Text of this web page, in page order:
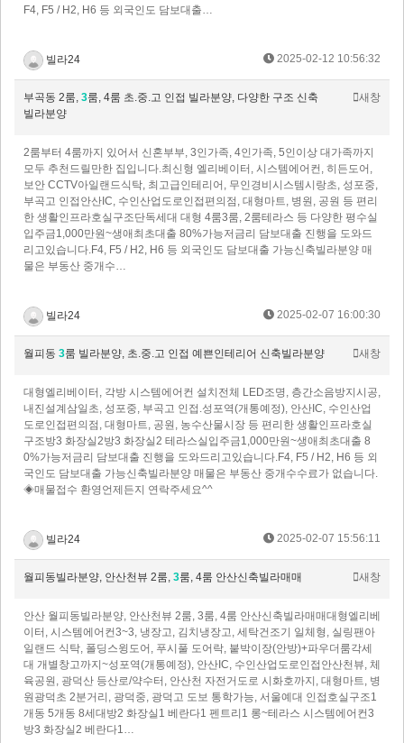
F4, F5 / H2, H6 등 외국인도 담보대출…
빌라24 2025-02-12 10:56:32
부곡동 2룸, 3룸, 4룸 초.중.고 인접 빌라분양, 다양한 구조 신축
빌라분양
새창
2룸부터 4룸까지 있어서 신혼부부, 3인가족, 4인가족, 5인이상 대가족까지
모두 추천드릴만한 집입니다.최신형 엘리베이터, 시스템에어컨, 히든도어,
보안 CCTV아일랜드식탁, 최고급인테리어, 무인경비시스템시랑초, 성포중,
부곡고 인접안산IC, 수인산업도로인접편의점, 대형마트, 병원, 공원 등 편리
한 생활인프라호실구조단독세대 대형 4룸3룸, 2룸테라스 등 다양한 평수실
입주금1,000만원~생애최초대출 80%가능저금리 담보대출 진행을 도와드
리고있습니다.F4, F5 / H2, H6 등 외국인도 담보대출 가능신축빌라분양 매
물은 부동산 중개수…
빌라24 2025-02-07 16:00:30
월피동 3룸 빌라분양, 초.중.고 인접 예쁜인테리어 신축빌라분양 새창
대형엘리베이터, 각방 시스템에어컨 설치전체 LED조명, 층간소음방지시공,
내진설계삼일초, 성포중, 부곡고 인접.성포역(개통예정), 안산IC, 수인산업
도로인접편의점, 대형마트, 공원, 농수산물시장 등 편리한 생활인프라호실
구조방3 화장실2방3 화장실2 테라스실입주금1,000만원~생애최초대출 8
0%가능저금리 담보대출 진행을 도와드리고있습니다.F4, F5 / H2, H6 등 외
국인도 담보대출 가능신축빌라분양 매물은 부동산 중개수수료가 없습니다.
◈매물접수 환영언제든지 연락주세요^^
빌라24 2025-02-07 15:56:11
월피동빌라분양, 안산천뷰 2룸, 3룸, 4룸 안산신축빌라매매 새창
안산 월피동빌라분양, 안산천뷰 2룸, 3룸, 4룸 안산신축빌라매매대형엘리베
이터, 시스템에어컨3~3, 냉장고, 김치냉장고, 세탁건조기 일체형, 실링팬아
일랜드 식탁, 폴딩스윙도어, 푸시풀 도어락, 붙박이장(안방)+파우더룸각세
대 개별창고까지~성포역(개통예정), 안산IC, 수인산업도로인접안산천뷰, 체
육공원, 광덕산 등산로/약수터, 안산천 자전거도로 시화호까지, 대형마트, 병
원광덕초 2분거리, 광덕중, 광덕고 도보 통학가능, 서울예대 인접호실구조1
개동 5개동 8세대방2 화장실1 베란다1 펜트리1 롱~테라스 시스템에어컨3
방3 화장실2 베란다1…